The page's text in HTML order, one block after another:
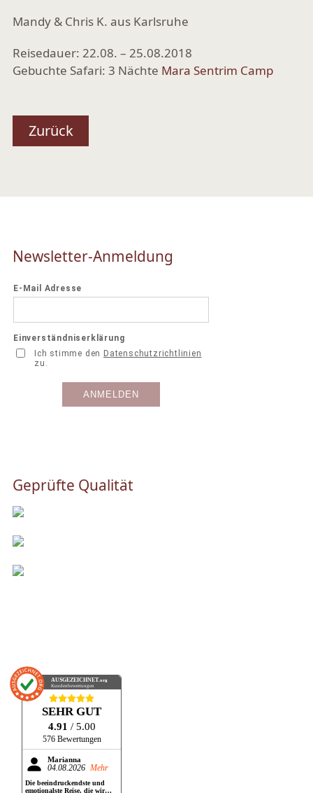
Mandy & Chris K. aus Karlsruhe
Reisedauer: 22.08. – 25.08.2018
Gebuchte Safari: 3 Nächte Mara Sentrim Camp
Zurück
Newsletter-Anmeldung
Geprüfte Qualität
AUSGEZEICHNET.org
Kundenbewertungen
SEHR GUT
4.91 / 5.00
576 Bewertungen
Marianna
04.08.2026 Mehr
Die beeindruckendste und
emotionalste Reise, die wir